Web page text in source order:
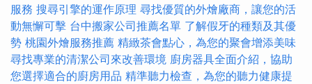
服務 搜尋引擎的運作原理 尋找優質的外燴廠商，讓您的活
動無懈可擊 台中搬家公司推薦名單 了解假牙的種類及其優
勢 桃園外燴服務推薦 精緻茶會點心，為您的聚會增添美味
尋找專業的清潔公司來改善環境 廚房器具全面介紹，協助
您選擇適合的廚房用品 精準聽力檢查，為您的聽力健康提